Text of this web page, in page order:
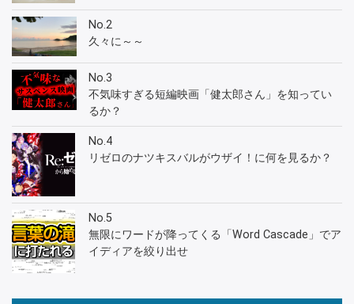
No.2
久々に～～
No.3
不気味すぎる短編映画「健太郎さん」を知ってい
るか？
No.4
リゼロのナツキスバルがウザイ！に何を見るか？
No.5
無限にワードが降ってくる「Word Cascade」でア
イディアを絞り出せ